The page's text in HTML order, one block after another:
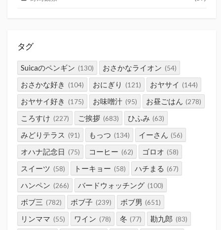
タグ
Suicaのペンギン (130) おさかなライオン (54)
おさかな好き (104) おにぎり (121) おヤサイ (144)
おヤサイ好き (175) お味噌汁 (95) お昼ごはん (278)
ころすけ (227) ご挨拶 (683) ひふみ (63)
みどりテラス (91) もっつ (134) イーさん (56)
オハナ記念日 (75) コーヒー (62) ゴロオ (58)
スイーツ (58) トーキョー (58) ハチまる (67)
ハンペン (266) バードウォッチング (100)
ボブ三 (782) ボブ子 (239) ボブ男 (651)
リンママ (55) ワイン (78) 冬 (77) 勘九郎 (83)